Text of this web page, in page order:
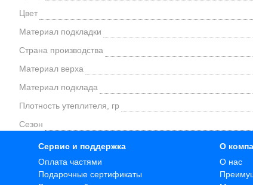
Цвет
Материал подкладки
Страна производства
Материал верха
Материал подклада
Плотность утеплителя, гр
Сезон
Сервис и поддержка
Оплата частями
Подарочные сертификаты
О
О нас